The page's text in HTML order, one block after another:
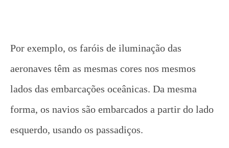
Por exemplo, os faróis de iluminação das
aeronaves têm as mesmas cores nos mesmos
lados das embarcações oceânicas. Da mesma
forma, os navios são embarcados a partir do lado
esquerdo, usando os passadiços.